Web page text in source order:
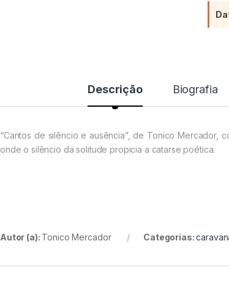
Descrição Biografia
“Cantos de silêncio e ausência”, de Tonico Mercador,
onde o silêncio da solitude propicia a catarse poética.
Autor (a): Tonico Mercador Categorias: